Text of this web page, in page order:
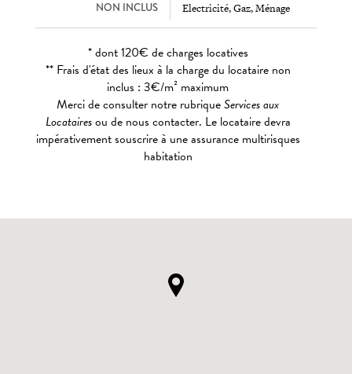
NON INCLUS Electricité, Gaz, Ménage
* dont 120€ de charges locatives
** Frais d'état des lieux à la charge du locataire non
inclus : 3€/m² maximum
Merci de consulter notre rubriqueServices aux
Locatairesou de nous contacter. Le locataire devra
impérativement souscrire à une assurance multirisques
habitation